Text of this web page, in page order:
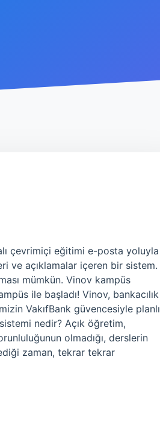
çevrimiçi eğitimi e-posta yoluyla
ve açıklamalar içeren bir sistem.
mümkün. Vinov kampüs
ile başladı! Vinov, bankacılık
VakıfBank güvencesiyle planlı
nedir? Açık öğretim,
olmadığı, derslerin
zaman, tekrar tekrar